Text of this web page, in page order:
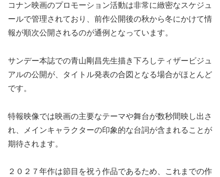
コナン映画のプロモーション活動は非常に緻密なスケジュ
ールで管理されており、前作公開後の秋から冬にかけて情
報が順次公開されるのが通例となっています。
サンデー本誌での青山剛昌先生描き下ろしティザービジュ
アルの公開が、タイトル発表の合図となる場合がほとんど
です。
特報映像では映画の主要なテーマや舞台が数秒間映し出さ
れ、メインキャラクターの印象的な台詞が含まれることが
期待されます。
２０２７年作は節目を祝う作品であるため、これまでの作